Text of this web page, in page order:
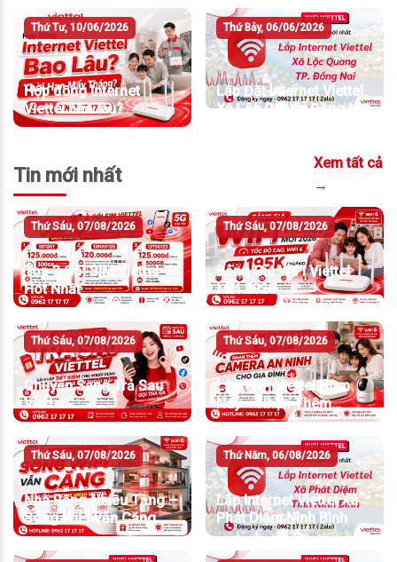
Thứ Tư, 10/06/2026
Hợp đồng Internet
Viettel bao lâu?
Thứ Bảy, 06/06/2026
Lắp Đặt Internet Viettel
Xã Lộc Quang Đồng Nai
Tin mới nhất
Xem tất cả
→
Thứ Sáu, 07/08/2026
Top 3 Gói SIM Viettel
Hot Nhất
Thứ Sáu, 07/08/2026
Bảng Giá WiFi Viettel
Mới 2026
Thứ Sáu, 07/08/2026
Chuyển Sang Trả Sau
Viettel
Thứ Sáu, 07/08/2026
Lắp WiFi Viettel Hôm
Nay – Nhận Thêm
Camera An Ninh
Thứ Sáu, 07/08/2026
Nhà Rộng Nhiều Tầng –
Sóng WiFi Vẫn Căng
Thứ Năm, 06/08/2026
Lắp Internet Viettel Xã
Phát Diệm Ninh Bình